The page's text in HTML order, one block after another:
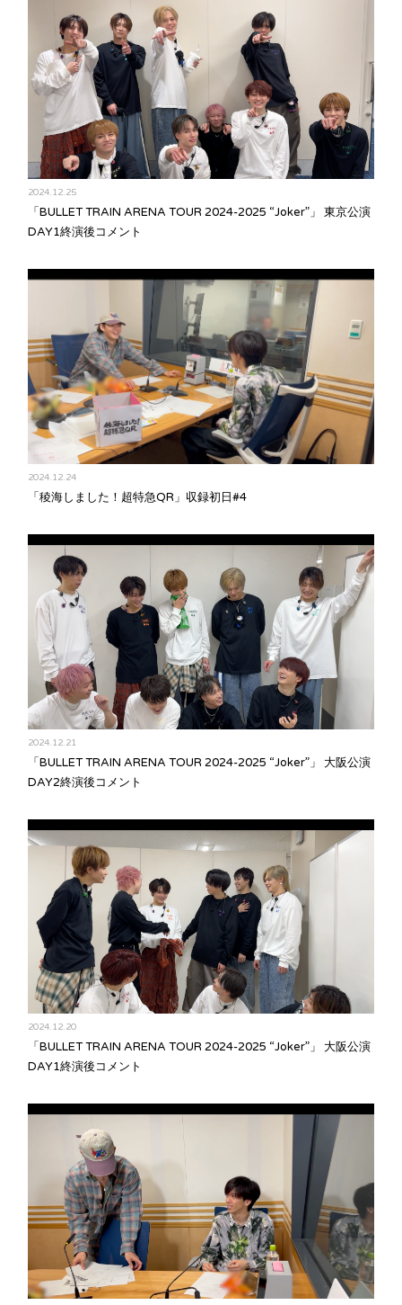
2024.12.25
「BULLET TRAIN ARENA TOUR 2024-2025 “Joker”」 東京公演
DAY1終演後コメント
2024.12.24
「稜海しました！超特急QR」収録初日#4
2024.12.21
「BULLET TRAIN ARENA TOUR 2024-2025 “Joker”」 大阪公演
DAY2終演後コメント
2024.12.20
「BULLET TRAIN ARENA TOUR 2024-2025 “Joker”」 大阪公演
DAY1終演後コメント